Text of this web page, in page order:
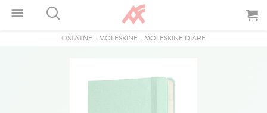
OSTATNÉ - MOLESKINE - MOLESKINE DIÁRE